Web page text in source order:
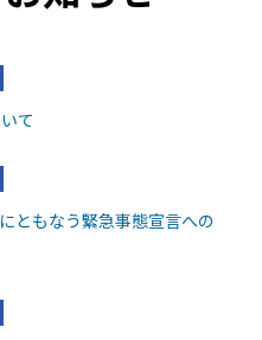
て
ともなう緊急事態宣言への